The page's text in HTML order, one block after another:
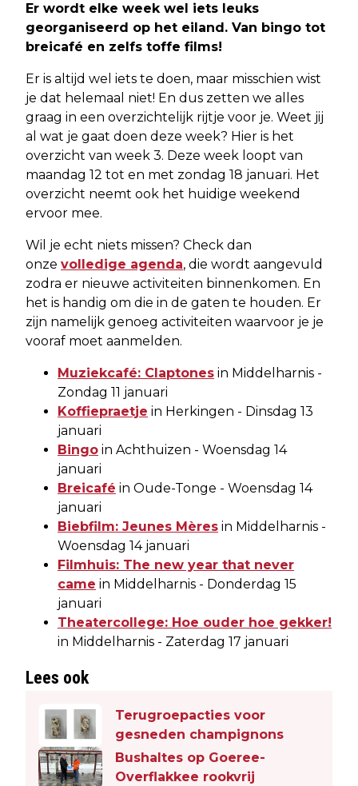
Er wordt elke week wel iets leuks
georganiseerd op het eiland. Van bingo tot
breicafé en zelfs toffe films!
Er is altijd wel iets te doen, maar misschien wist
je dat helemaal niet! En dus zetten we alles
graag in een overzichtelijk rijtje voor je. Weet jij
al wat je gaat doen deze week? Hier is het
overzicht van week 3. Deze week loopt van
maandag 12 tot en met zondag 18 januari. Het
overzicht neemt ook het huidige weekend
ervoor mee.
Wil je echt niets missen? Check dan
onze volledige agenda, die wordt aangevuld
zodra er nieuwe activiteiten binnenkomen. En
het is handig om die in de gaten te houden. Er
zijn namelijk genoeg activiteiten waarvoor je je
vooraf moet aanmelden.
Muziekcafé: Claptones in Middelharnis -
Zondag 11 januari
Koffiepraetje in Herkingen - Dinsdag 13
januari
Bingo in Achthuizen - Woensdag 14
januari
Breicafé in Oude-Tonge - Woensdag 14
januari
Biebfilm: Jeunes Mères in Middelharnis -
Woensdag 14 januari
Filmhuis: The new year that never
came in Middelharnis - Donderdag 15
januari
Theatercollege: Hoe ouder hoe gekker!
in Middelharnis - Zaterdag 17 januari
Lees ook
Terugroepacties voor
gesneden champignons
Bushaltes op Goeree-
Overflakkee rookvrij